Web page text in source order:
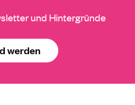
und Hintergründe
werden